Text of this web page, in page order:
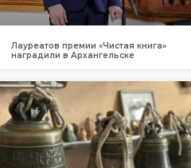
Лауреатов премии «Чистая книга»
наградили в Архангельске